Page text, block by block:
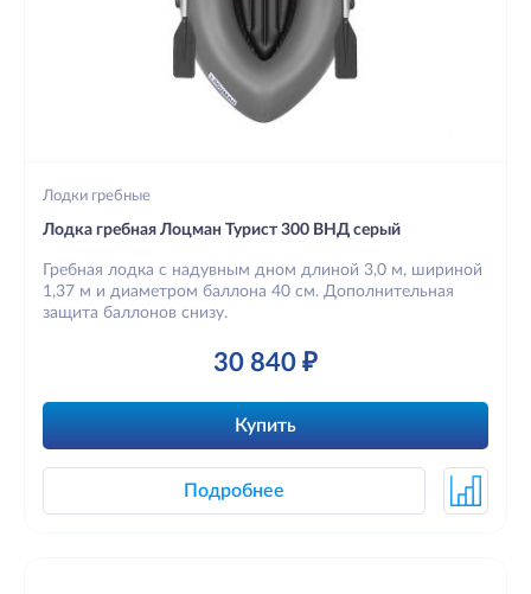
Лодки гребные
Лодка гребная Лоцман Турист 300 ВНД серый
Гребная лодка с надувным дном длиной 3,0 м, шириной
1,37 м и диаметром баллона 40 см. Дополнительная
защита баллонов снизу.
30 840 ₽
Купить
Подробнее